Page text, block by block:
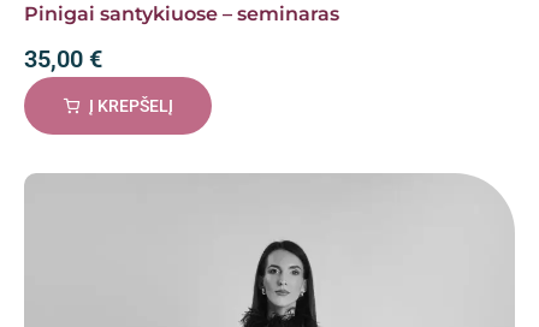
Pinigai santykiuose – seminaras
35,00 €
Į KREPŠELĮ